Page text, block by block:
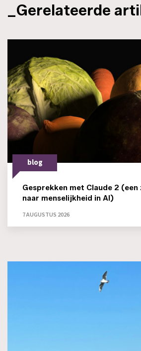
_Gerelateerde
blog
Gesprekken met Claude 2
naar menselijkheid in AI)
7 AUGUSTUS 2026